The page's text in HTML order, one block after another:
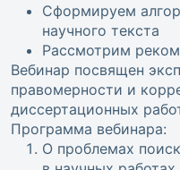
Сформируем
научного текста
Рассмотрим
Вебинар посвящен
правомерности и
диссертационных
Программа вебинара:
О проблемах